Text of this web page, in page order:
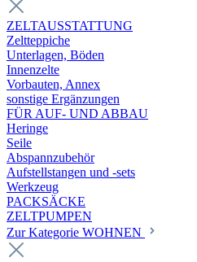
ZELTAUSSTATTUNG
Zeltteppiche
Unterlagen, Böden
Innenzelte
Vorbauten, Annex
sonstige Ergänzungen
FÜR AUF- UND ABBAU
Heringe
Seile
Abspannzubehör
Aufstellstangen und -sets
Werkzeug
PACKSÄCKE
ZELTPUMPEN
Zur Kategorie WOHNEN